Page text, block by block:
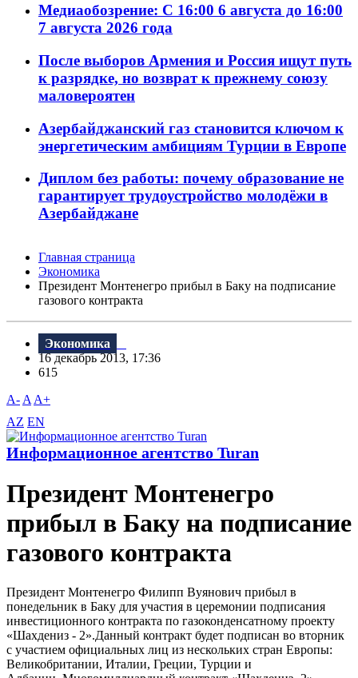
Медиаобозрение: С 16:00 6 августа до 16:00
7 августа 2026 года
После выборов Армения и Россия ищут путь
к разрядке, но возврат к прежнему союзу
маловероятен
Азербайджанский газ становится ключом к
энергетическим амбициям Турции в Европе
Диплом без работы: почему образование не
гарантирует трудоустройство молодёжи в
Азербайджане
Главная страница
Экономика
Президент Монтенегро прибыл в Баку на подписание
газового контракта
Экономика
16 декабрь 2013, 17:36
615
A- A A+
AZ EN
Информационное агентство Turan
Президент Монтенегро
прибыл в Баку на подписание
газового контракта
Президент Монтенегро Филипп Вуянович прибыл в
понедельник в Баку для участия в церемонии подписания
инвестиционного контракта по газоконденсатному проекту
«Шахдениз - 2».Данный контракт будет подписан во вторник
с участием официальных лиц из нескольких стран Европы:
Великобритании, Италии, Греции, Турции и